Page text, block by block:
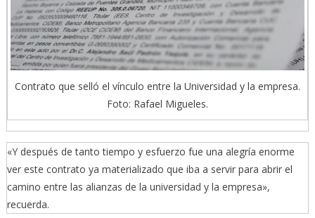
Contrato que selló el vínculo entre la Universidad y la empresa.
Foto: Rafael Migueles.
«Y después de tanto tiempo y esfuerzo fue una alegría enorme
ver este contrato ya materializado que iba a servir para abrir el
camino entre las alianzas de la universidad y la empresa»,
recuerda.